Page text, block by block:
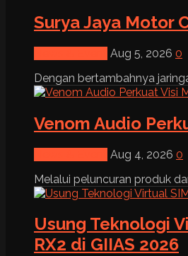
Surya Jaya Motor
Aug 5, 2026 0
Dengan bertambahnya
Venom Audio
Aug 4, 2026 0
Melalui peluncuran produk
Usung Teknologi
RX2 di GIIAS 2026